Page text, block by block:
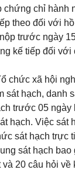
chứng chỉ hành
theo đối với
trước ngày
kế tiếp đối
chức xã hội
sát hạch, danh
trước 05 ngày
hạch. Việc sát
sát hạch trực
sát hạch bao
20 câu hỏi về